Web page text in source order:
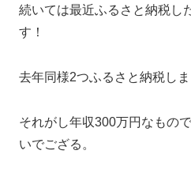
続いては最近ふるさと納税し
す！
去年同様2つふるさと納税しま
それがし年収300万円なもの
いでござる。